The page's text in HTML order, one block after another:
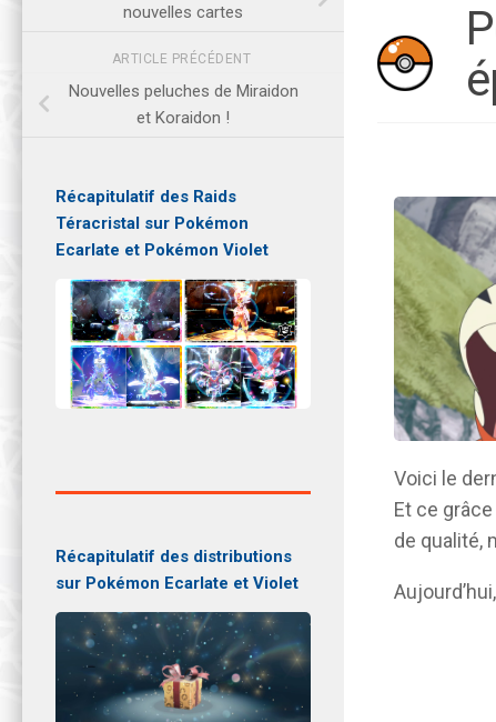
Voici le
Et ce grâce
de qualité,
nouvelles cartes
ARTICLE PRÉCÉDENT
Nouvelles peluches de Miraidon
et Koraidon !
Récapitulatif des Raids
Téracristal sur Pokémon
Ecarlate et Pokémon Violet
Récapitulatif des distributions
sur Pokémon Ecarlate et Violet